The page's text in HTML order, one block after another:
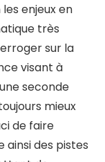
enjeux en
très
sur la
visant à
seconde
mieux
de faire
ainsi des pistes